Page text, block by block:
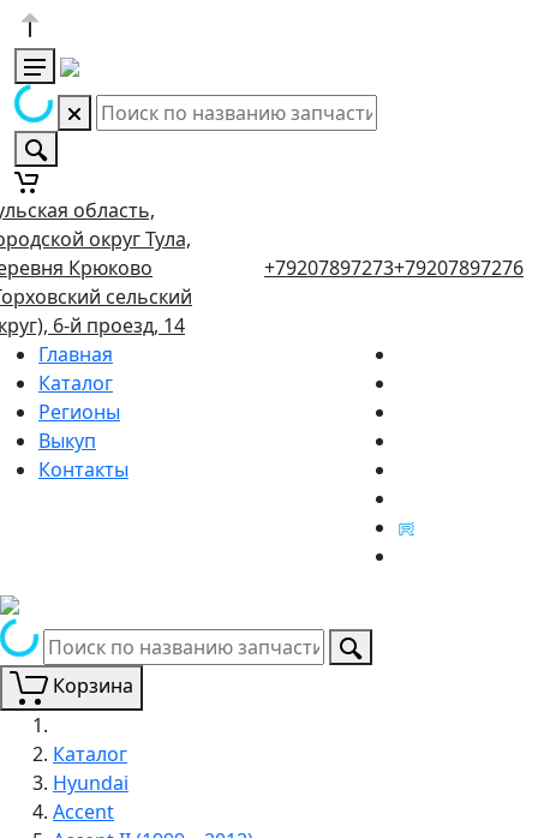
область,
округ Тула,
Крюково
сельский
6-й проезд, 14
+79207897273+79207897276
Главная
Каталог
Регионы
Выкуп
Контакты
Корзина
Каталог
Hyundai
Accent